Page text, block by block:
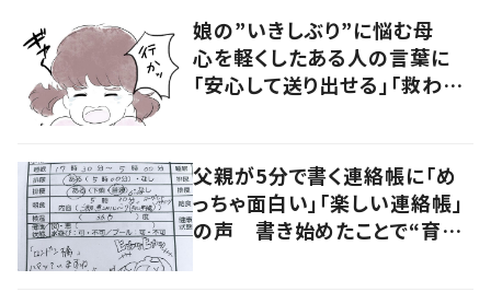
娘の”いきしぶり”に悩む母
心を軽くしたある人の言葉に
「安心して送り出せる」「救われ
父親が5分で書く連絡帳に「め
っちゃ面白い」「楽しい連絡帳」
の声 書き始めたことで“育児